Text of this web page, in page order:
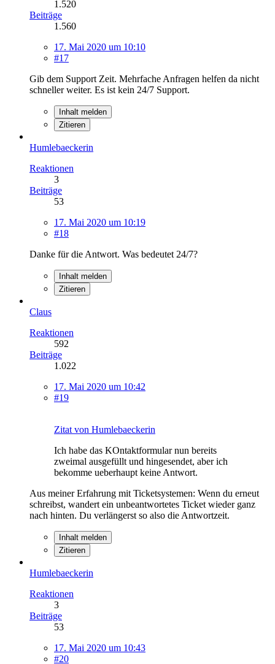
1.520
Beiträge
1.560
17. Mai 2020 um 10:10
#17
Gib dem Support Zeit. Mehrfache Anfragen helfen da nicht
schneller weiter. Es ist kein 24/7 Support.
Inhalt melden
Zitieren
Humlebaeckerin
Reaktionen
3
Beiträge
53
17. Mai 2020 um 10:19
#18
Danke für die Antwort. Was bedeutet 24/7?
Inhalt melden
Zitieren
Claus
Reaktionen
592
Beiträge
1.022
17. Mai 2020 um 10:42
#19
Zitat von Humlebaeckerin
Ich habe das KOntaktformular nun bereits
zweimal ausgefüllt und hingesendet, aber ich
bekomme ueberhaupt keine Antwort.
Aus meiner Erfahrung mit Ticketsystemen: Wenn du erneut
schreibst, wandert ein unbeantwortetes Ticket wieder ganz
nach hinten. Du verlängerst so also die Antwortzeit.
Inhalt melden
Zitieren
Humlebaeckerin
Reaktionen
3
Beiträge
53
17. Mai 2020 um 10:43
#20